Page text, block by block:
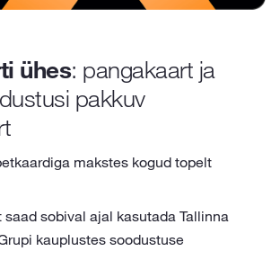
ühes: pangakaart ja
pakkuv
makstes kogud topelt
sobival ajal kasutada Tallinna
kauplustes soodustuse